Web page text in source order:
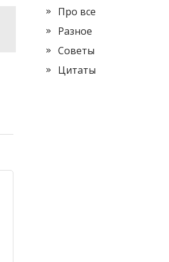
Про все
Разное
Советы
Цитаты